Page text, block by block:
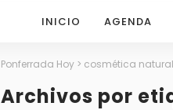
INICIO AGENDA
Ponferrada Hoy > cosmética natural
Archivos por